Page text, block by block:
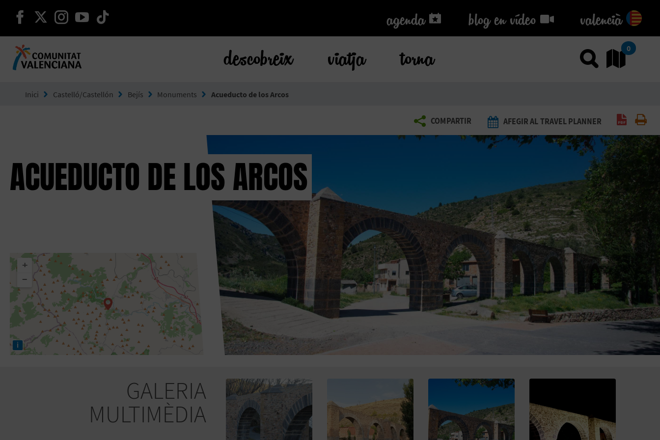
seguir en facebook
seguir en twitter
seguir en instagram
seguir en youtube agenda
agenda blog en vídeo
blog en vídeo valencià
descobreix viatja torna Usar el
0
Inici Castelló/Castellón Bejís Monuments Acueducto de los Arcos
ACUEDUCTO DE LOS ARCOS
+
−
i
COMPARTIR AFEGIR AL TRAVEL PLANNER Generar
GALERIA
MULTIMÈDIA